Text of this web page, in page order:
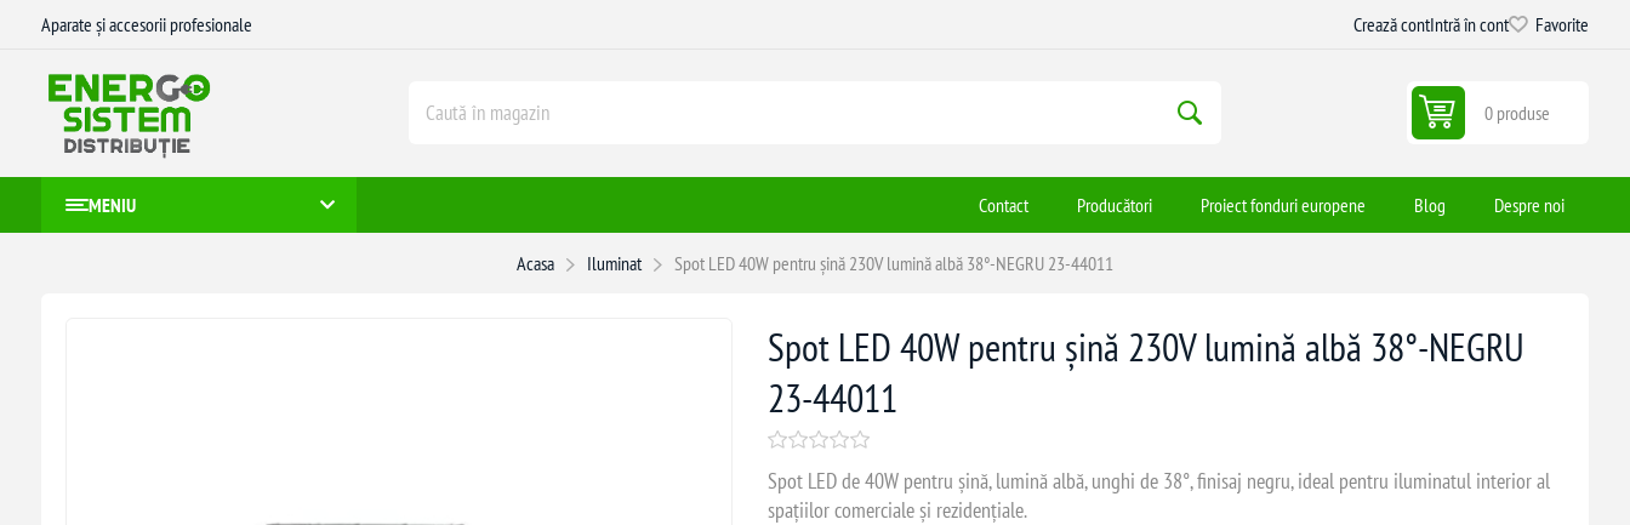
Aparate și accesorii profesionale Crează contIntră în cont Favorite
0 produse
MENIU Contact Producători Proiect fonduri europene Blog Despre noi
Acasa Iluminat Spot LED 40W pentru șină 230V lumină albă 38°-NEGRU 23-44011
Spot LED 40W pentru șină 230V lumină albă 38°-NEGRU
23-44011
Spot LED de 40W pentru șină, lumină albă, unghi de 38°, finisaj negru, ideal pentru iluminatul interior al
spațiilor comerciale și rezidențiale.